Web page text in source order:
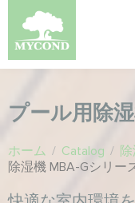
プール用除
ホーム / Catalog /
除湿機 MBA-Gシリー